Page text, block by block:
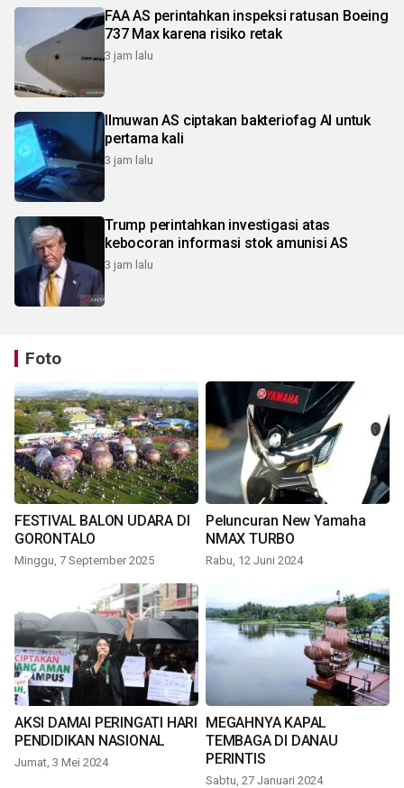
FAA AS perintahkan inspeksi ratusan Boeing
737 Max karena risiko retak
3 jam lalu
Ilmuwan AS ciptakan bakteriofag AI untuk
pertama kali
3 jam lalu
Trump perintahkan investigasi atas
kebocoran informasi stok amunisi AS
3 jam lalu
Foto
FESTIVAL BALON UDARA DI
GORONTALO
Minggu, 7 September 2025
Peluncuran New Yamaha
NMAX TURBO
Rabu, 12 Juni 2024
AKSI DAMAI PERINGATI HARI
PENDIDIKAN NASIONAL
Jumat, 3 Mei 2024
MEGAHNYA KAPAL
TEMBAGA DI DANAU
PERINTIS
Sabtu, 27 Januari 2024